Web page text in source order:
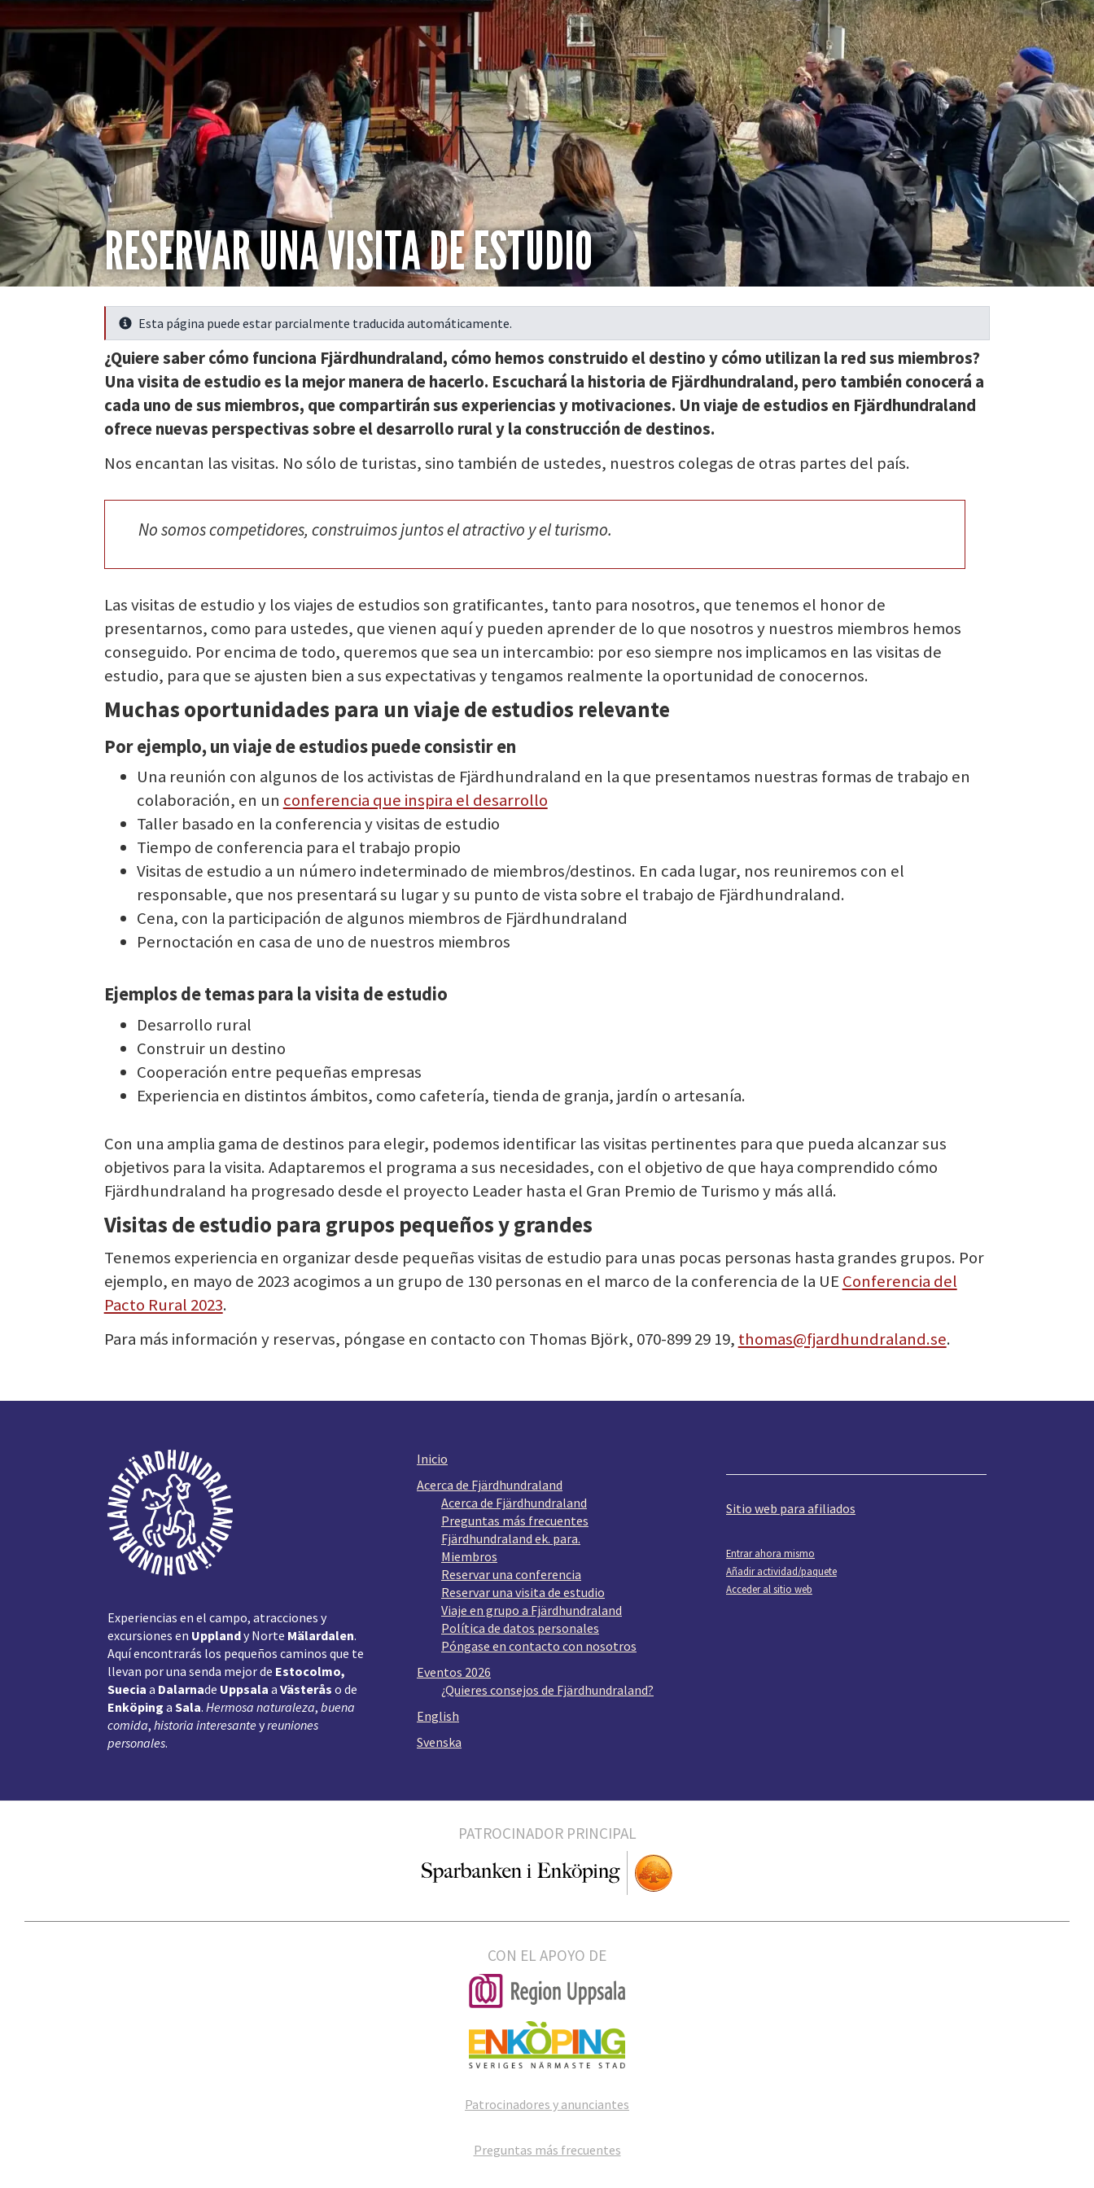
RESERVAR UNA VISITA DE ESTUDIO
Seguir leyendo
Esta página puede estar parcialmente traducida automáticamente.
¿Quiere saber cómo funciona Fjärdhundraland, cómo hemos construido el destino y cómo utilizan la red sus miembros?
Una visita de estudio es la mejor manera de hacerlo. Escuchará la historia de Fjärdhundraland, pero también conocerá a
cada uno de sus miembros, que compartirán sus experiencias y motivaciones. Un viaje de estudios en Fjärdhundraland
ofrece nuevas perspectivas sobre el desarrollo rural y la construcción de destinos.
Nos encantan las visitas. No sólo de turistas, sino también de ustedes, nuestros colegas de otras partes del país.
No somos competidores, construimos juntos el atractivo y el turismo.
Las visitas de estudio y los viajes de estudios son gratificantes, tanto para nosotros, que tenemos el honor de
presentarnos, como para ustedes, que vienen aquí y pueden aprender de lo que nosotros y nuestros miembros hemos
conseguido. Por encima de todo, queremos que sea un intercambio: por eso siempre nos implicamos en las visitas de
estudio, para que se ajusten bien a sus expectativas y tengamos realmente la oportunidad de conocernos.
Muchas oportunidades para un viaje de estudios relevante
Por ejemplo, un viaje de estudios puede consistir en
Una reunión con algunos de los activistas de Fjärdhundraland en la que presentamos nuestras formas de trabajo en
colaboración, en un conferencia que inspira el desarrollo
Taller basado en la conferencia y visitas de estudio
Tiempo de conferencia para el trabajo propio
Visitas de estudio a un número indeterminado de miembros/destinos. En cada lugar, nos reuniremos con el
responsable, que nos presentará su lugar y su punto de vista sobre el trabajo de Fjärdhundraland.
Cena, con la participación de algunos miembros de Fjärdhundraland
Pernoctación en casa de uno de nuestros miembros
Ejemplos de temas para la visita de estudio
Desarrollo rural
Construir un destino
Cooperación entre pequeñas empresas
Experiencia en distintos ámbitos, como cafetería, tienda de granja, jardín o artesanía.
Con una amplia gama de destinos para elegir, podemos identificar las visitas pertinentes para que pueda alcanzar sus
objetivos para la visita. Adaptaremos el programa a sus necesidades, con el objetivo de que haya comprendido cómo
Fjärdhundraland ha progresado desde el proyecto Leader hasta el Gran Premio de Turismo y más allá.
Visitas de estudio para grupos pequeños y grandes
Tenemos experiencia en organizar desde pequeñas visitas de estudio para unas pocas personas hasta grandes grupos. Por
ejemplo, en mayo de 2023 acogimos a un grupo de 130 personas en el marco de la conferencia de la UE Conferencia del
Pacto Rural 2023.
Para más información y reservas, póngase en contacto con Thomas Björk, 070-899 29 19, thomas@fjardhundraland.se.
Experiencias en el campo, atracciones y
excursiones en Upplandy Norte Mälardalen.
Aquí encontrarás los pequeños caminos que te
llevan por una senda mejor de Estocolmo,
Suecia a Dalarnade Uppsala a Västerås o de
Enköping a Sala. Hermosa naturaleza, buena
comida, historia interesante yreuniones
personales.
Inicio
Acerca de Fjärdhundraland
Acerca de Fjärdhundraland
Preguntas más frecuentes
Fjärdhundraland ek. para.
Miembros
Reservar una conferencia
Reservar una visita de estudio
Viaje en grupo a Fjärdhundraland
Política de datos personales
Póngase en contacto con nosotros
Eventos 2026
¿Quieres consejos de Fjärdhundraland?
English
Svenska
Sitio web para afiliados
Entrar ahora mismo
Añadir actividad/paquete
Acceder al sitio web
PATROCINADOR PRINCIPAL
CON EL APOYO DE
Patrocinadores y anunciantes
Preguntas más frecuentes